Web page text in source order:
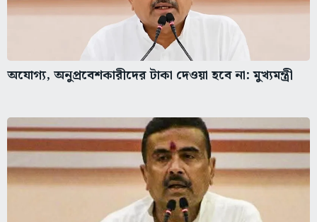
অযোগ্য, অনুপ্রবেশকারীদের টাকা দেওয়া হবে না: মুখ্যমন্ত্রী